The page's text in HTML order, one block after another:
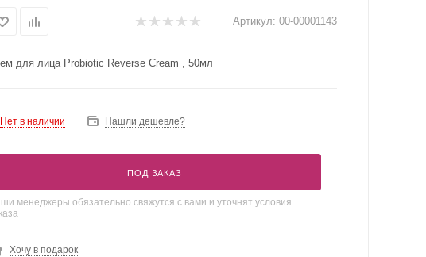
Артикул: 00-00001143
для лица Probiotic Reverse Cream , 50мл
Нет в наличии Нашли дешевле?
ПОД ЗАКАЗ
менеджеры обязательно свяжутся с вами и уточнят условия
Хочу в подарок